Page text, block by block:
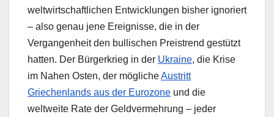
weltwirtschaftlichen Entwicklungen bisher ignoriert
– also genau jene Ereignisse, die in der
Vergangenheit den bullischen Preistrend gestützt
hatten. Der Bürgerkrieg in der Ukraine, die Krise
im Nahen Osten, der möglicheAustritt
Griechenlands aus der Eurozone und die
weltweite Rate der Geldvermehrung – jeder